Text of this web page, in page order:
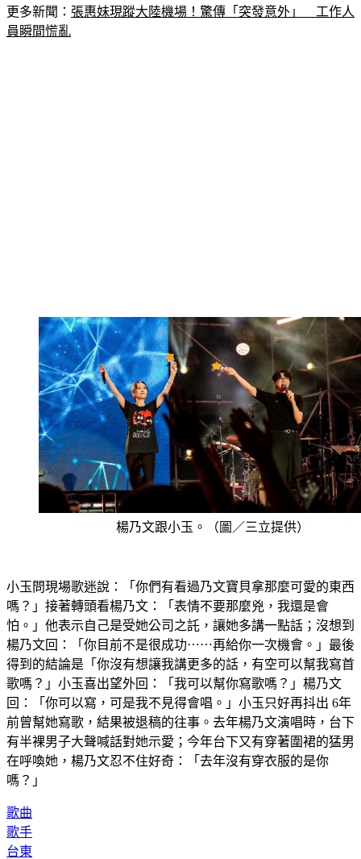
更多新聞： 張惠妹現蹤大陸機場！驚傳「突發意外」　工作人
員瞬間慌亂
楊乃文跟小玉。（圖／三立提供）
小玉問現場歌迷說：「你們有看過乃文寶貝拿那麼可愛的東西
嗎？」接著轉頭看楊乃文：「表情不要那麼兇，我還是會
怕。」他表示自己是受她公司之託，讓她多講一點話；沒想到
楊乃文回：「你目前不是很成功⋯⋯再給你一次機會。」最後
得到的結論是「你沒有想讓我講更多的話，有空可以幫我寫首
歌嗎？」小玉喜出望外回：「我可以幫你寫歌嗎？」楊乃文
回：「你可以寫，可是我不見得會唱。」小玉只好再抖出 6年
前曾幫她寫歌，結果被退稿的往事。去年楊乃文演唱時，台下
有半裸男子大聲喊話對她示愛；今年台下又有穿著圍裙的猛男
在呼喚她，楊乃文忍不住好奇：「去年沒有穿衣服的是你
嗎？」
歌曲
歌手
台東